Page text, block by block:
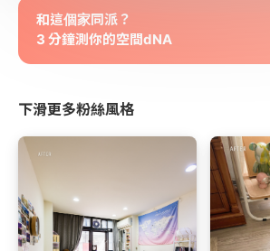
和這個家同派？
3 分鐘測你的空間dNA
下滑更多粉絲風格